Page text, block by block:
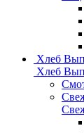
Хлеб
Хлеб